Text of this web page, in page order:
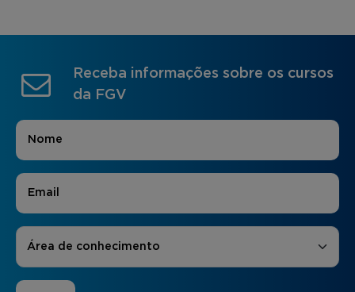
Receba informações sobre os cursos
da FGV
Nome
E-mail
Áreas de Interesse
Área de conhecimento